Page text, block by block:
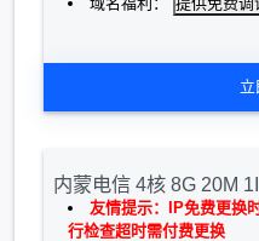
内蒙电信 4核 8G 20M
友情提示：IP免费更换
行检查超时需付费更换